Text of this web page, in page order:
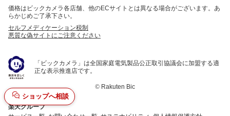
ショップへ相談
価格はビックカメラ各店舗、他のECサイトとは異なる場合がございます。あ
らかじめご了承下さい。
セルフメディケーション税制
悪質な偽サイトにご注意ください
「ビックカメラ」は全国家庭電気製品公正取引協議会に加盟する適
正な表示推進店です。
© Rakuten Bic
楽天グループ